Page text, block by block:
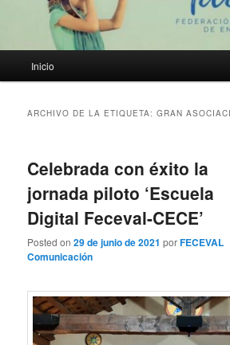
principal
Inicio
ARCHIVO DE LA ETIQUETA:GRAN
Celebrada con éxito la
jornada piloto ‘Escuela
Digital Feceval-CECE’
Posted on29 de junio de 2021 porFECEVAL
Comunicación